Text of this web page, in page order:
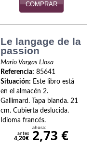
COMPRAR
Le langage de la
passion
Mario Vargas Llosa
Referencia: 85641
Situación: Este libro está
en el almacén 2.
Gallimard. Tapa blanda. 21
cm. Cubierta deslucida.
Idioma francés.
antes
4,20€
ahora:
2,73 €